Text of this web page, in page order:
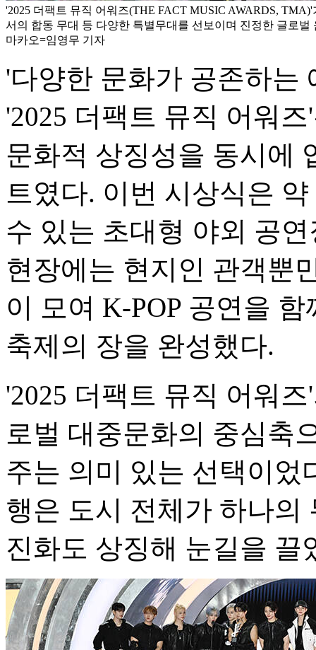
'2025 더팩트 뮤직 어워즈(THE FACT MUSIC AWARDS,
서의 합동 무대 등 다양한 특별무대를 선보이며 진정한 글로벌
마카오=임영무 기자
'다양한 문화가 공존하는
'2025 더팩트 뮤직 어워
문화적 상징성을 동시에
트였다. 이번 시상식은
수 있는 초대형 야외 공
현장에는 현지인 관객뿐
이 모여 K-POP 공연을
축제의 장을 완성했다.
'2025 더팩트 뮤직 어워
로벌 대중문화의 중심축
주는 의미 있는 선택이었
행은 도시 전체가 하나의
진화도 상징해 눈길을 끌